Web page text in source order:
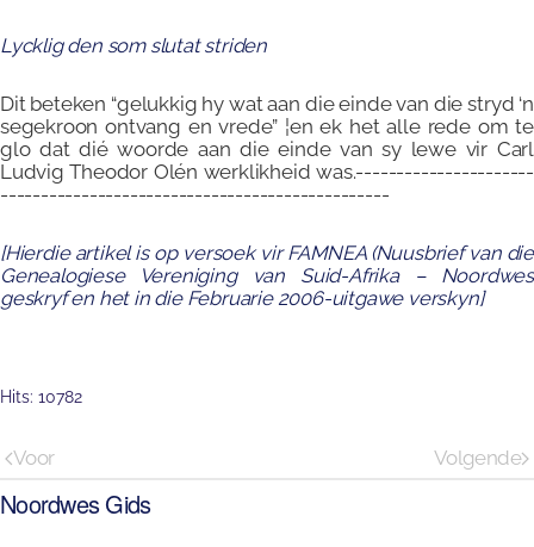
Lycklig den som slutat striden
Dit beteken “gelukkig hy wat aan die einde van die stryd ‘n
segekroon ontvang en vrede” ¦en ek het alle rede om te
glo dat dié woorde aan die einde van sy lewe vir Carl
Ludvig Theodor Olén werklikheid was.----------------------
------------------------------------------------
[Hierdie artikel is op versoek vir FAMNEA (Nuusbrief van die
Genealogiese Vereniging van Suid-Afrika – Noordwes
geskryf en het in die Februarie 2006-uitgawe verskyn]
Hits: 10782
Voor Volgende
Noordwes Gids